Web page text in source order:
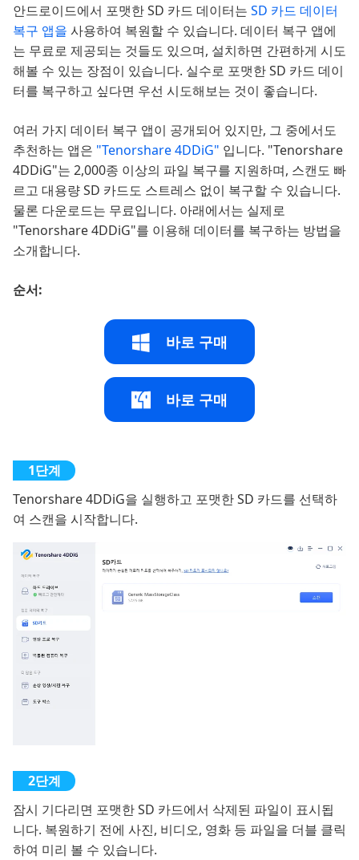
안드로이드에서 포맷한 SD 카드 데이터는 SD 카드 데이터
복구 앱을 사용하여 복원할 수 있습니다. 데이터 복구 앱에
는 무료로 제공되는 것들도 있으며, 설치하면 간편하게 시도
해볼 수 있는 장점이 있습니다. 실수로 포맷한 SD 카드 데이
터를 복구하고 싶다면 우선 시도해보는 것이 좋습니다.
여러 가지 데이터 복구 앱이 공개되어 있지만, 그 중에서도
추천하는 앱은 "Tenorshare 4DDiG" 입니다. "Tenorshare
4DDiG"는 2,000종 이상의 파일 복구를 지원하며, 스캔도 빠
르고 대용량 SD 카드도 스트레스 없이 복구할 수 있습니다.
물론 다운로드는 무료입니다. 아래에서는 실제로
"Tenorshare 4DDiG"를 이용해 데이터를 복구하는 방법을
소개합니다.
순서:
바로 구매
바로 구매
Tenorshare 4DDiG을 실행하고 포맷한 SD 카드를 선택하
여 스캔을 시작합니다.
잠시 기다리면 포맷한 SD 카드에서 삭제된 파일이 표시됩
니다. 복원하기 전에 사진, 비디오, 영화 등 파일을 더블 클릭
하여 미리 볼 수 있습니다.